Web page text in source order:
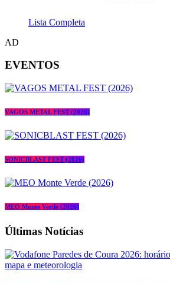
Lista Completa
AD
EVENTOS
VAGOS METAL FEST (2026)
SONICBLAST FEST (2026)
MEO Monte Verde (2026)
Últimas Notícias